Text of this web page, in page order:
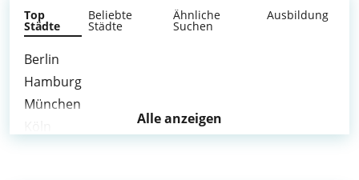
Top
Städte
Beliebte
Städte
Ähnliche
Suchen
Ausbildung
Berlin
Hamburg
München
Alle anzeigen